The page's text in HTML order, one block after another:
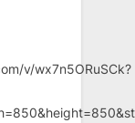
v/wx7n5ORuSCk?